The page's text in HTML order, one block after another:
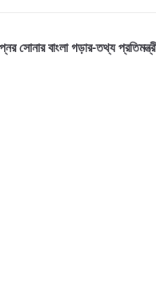
সোনার বাংলা গড়ার-তথ্য